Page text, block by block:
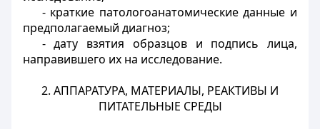
- краткие патологоанатомические данные и
предполагаемый диагноз;
- дату взятия образцов и подпись лица,
направившего их на исследование.
2. АППАРАТУРА, МАТЕРИАЛЫ, РЕАКТИВЫ И
ПИТАТЕЛЬНЫЕ СРЕДЫ